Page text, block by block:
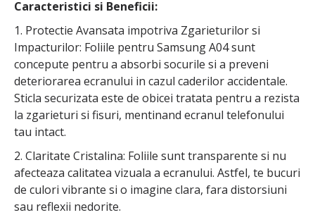
Caracteristici si Beneficii:
1. Protectie Avansata impotriva Zgarieturilor si
Impacturilor: Foliile pentru Samsung A04 sunt
concepute pentru a absorbi socurile si a preveni
deteriorarea ecranului in cazul caderilor accidentale.
Sticla securizata este de obicei tratata pentru a rezista
la zgarieturi si fisuri, mentinand ecranul telefonului
tau intact.
2. Claritate Cristalina: Foliile sunt transparente si nu
afecteaza calitatea vizuala a ecranului. Astfel, te bucuri
de culori vibrante si o imagine clara, fara distorsiuni
sau reflexii nedorite.